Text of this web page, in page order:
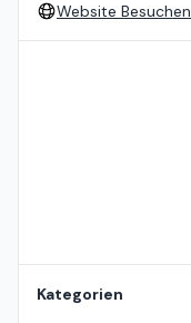
Website Besuchen
Kategorien